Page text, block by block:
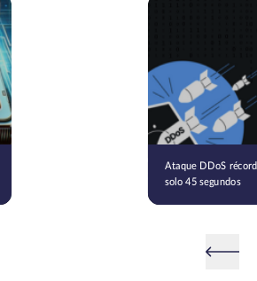
Ataque DDoS
solo 45 segundos